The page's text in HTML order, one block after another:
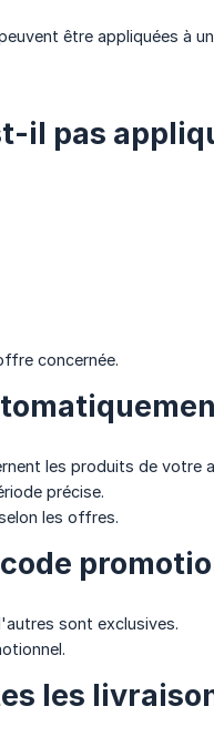
être appliquées à
il pas
concernée.
les produits de votre
précise.
les offres.
sont exclusives.
les